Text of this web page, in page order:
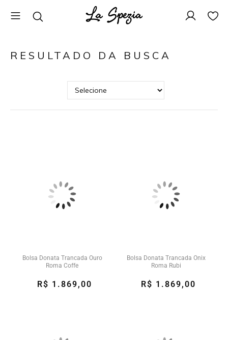
RESULTADO DA BUSCA
Bolsa Donata Trancada Ouro
Roma Coffe
R$ 1.869,00
Bolsa Donata Trancada Onix
Roma Rubi
R$ 1.869,00